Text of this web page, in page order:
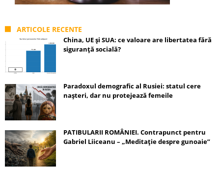
ARTICOLE RECENTE
China, UE și SUA: ce valoare are libertatea fără
siguranță socială?
Paradoxul demografic al Rusiei: statul cere
nașteri, dar nu protejează femeile
PATIBULARII ROMÂNIEI. Contrapunct pentru
Gabriel Liiceanu – „Meditație despre gunoaie”